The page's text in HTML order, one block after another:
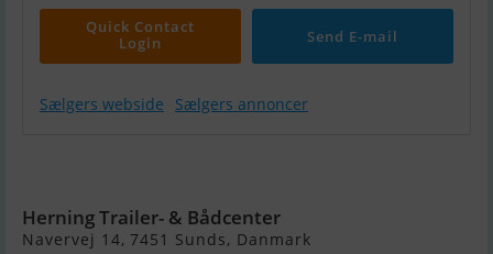
Quick Contact
Login
Send E-mail
Sælgers webside Sælgers annoncer
Herning Trailer- & Bådcenter
Navervej 14, 7451 Sunds, Danmark